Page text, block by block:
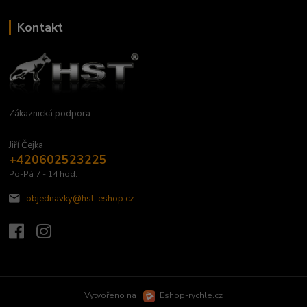
Kontakt
Zákaznická podpora
Jiří Čejka
+420602523225
Po-Pá 7 - 14 hod.
objednavky@hst-eshop.cz
Vytvořeno na Eshop-rychle.cz